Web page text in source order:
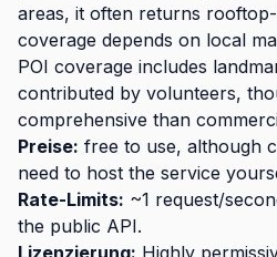
areas, it often returns
coverage depends on local
POI coverage includes
contributed by volunteers,
comprehensive than
Preise: free to use, although
need to host the service
Rate-Limits: ~1 request/
the public API.